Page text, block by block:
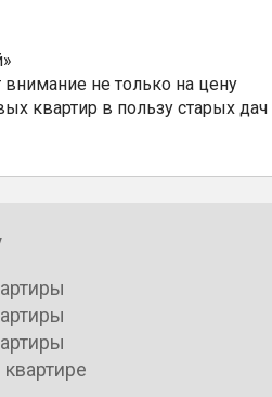
не только на цену
квартир в пользу старых дач